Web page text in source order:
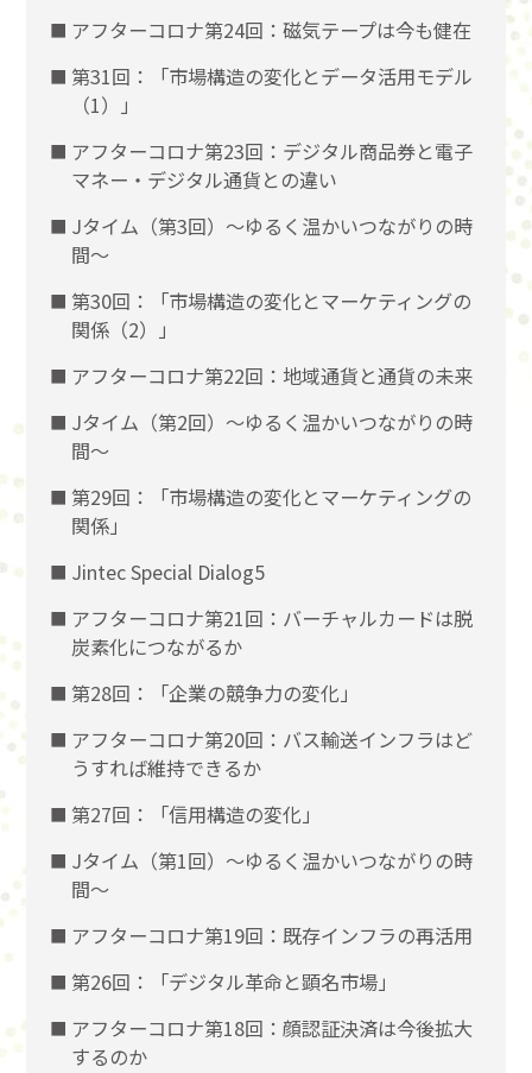
アフターコロナ第24回：磁気テープは今も健在
第31回：「市場構造の変化とデータ活用モデル
（1）」
アフターコロナ第23回：デジタル商品券と電子
マネー・デジタル通貨との違い
Jタイム（第3回）～ゆるく温かいつながりの時
間～
第30回：「市場構造の変化とマーケティングの
関係（2）」
アフターコロナ第22回：地域通貨と通貨の未来
Jタイム（第2回）～ゆるく温かいつながりの時
間～
第29回：「市場構造の変化とマーケティングの
関係」
Jintec Special Dialog5
アフターコロナ第21回：バーチャルカードは脱
炭素化につながるか
第28回：「企業の競争力の変化」
アフターコロナ第20回：バス輸送インフラはど
うすれば維持できるか
第27回：「信用構造の変化」
Jタイム（第1回）～ゆるく温かいつながりの時
間～
アフターコロナ第19回：既存インフラの再活用
第26回：「デジタル革命と顕名市場」
アフターコロナ第18回：顔認証決済は今後拡大
するのか